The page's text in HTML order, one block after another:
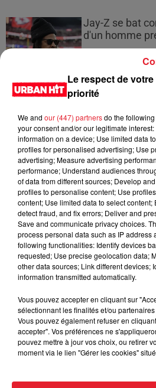
Jay-Z se bat
d'un homme
masculine
Des vitres
Montparnasse
entre...
Incendies en
plusieurs
l'extinction...
Bouches-du-
de deux
Le respect de
priorité
We and our (447) partnersdo the
your consent and/or our legitimate
information on a device; Use limited data
profiles for personalised advertising; Use
advertising; Measure advertising
performance; Understand audiences
of data from different sources; Develop
profiles to personalise content; Use
content; Use limited data to select content;
detect fraud, and fix errors; Deliver and
Save and communicate privacy choices.
process personal data such as IP address
following functionalities: Identify devices
requested; Use precise geolocation data;
other data sources; Link different devices;
information transmitted automatically.
Vous pouvez accepter en cliquant sur
sélectionnant les finalités et/ou
Vous pouvez également refuser en
accepter". Vos préférences ne
pouvez mettre à jour vos choix, ou retirer
moment via le lien "Gérer les cookies"